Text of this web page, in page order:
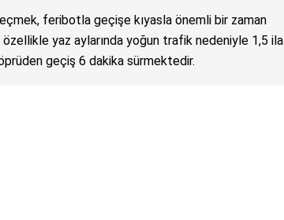
feribotla geçişe kıyasla önemli bir zaman
yaz aylarında yoğun trafik nedeniyle 1,5 ila
geçiş 6 dakika sürmektedir.